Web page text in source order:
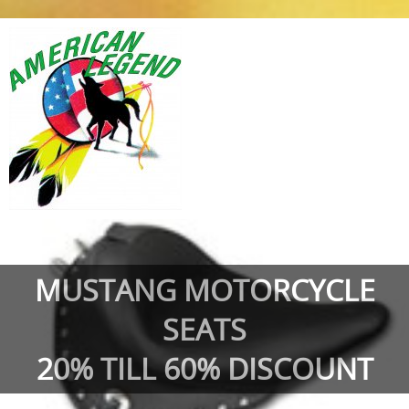
MUSTANG MOTORCYCLE
SEATS
20% TILL 60% DISCOUNT